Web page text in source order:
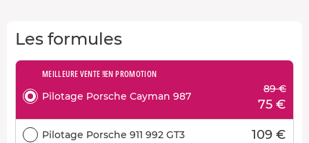
Les formules
MEILLEURE VENTE !EN PROMOTION
Pilotage Porsche Cayman 987
89 €
75 €
Pilotage Porsche 911 992 GT3 109 €